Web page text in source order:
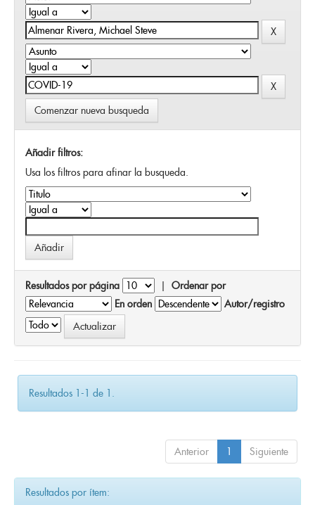
Comenzar nueva busqueda
Añadir filtros:
Usa los filtros para afinar la busqueda.
Resultados por página | Ordenar por
En orden
Autor/registro
Resultados 1-1 de 1.
Anterior 1 Siguiente
Resultados por ítem: